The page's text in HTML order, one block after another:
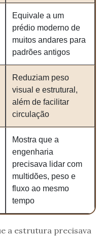
Equivale a um
prédio moderno de
muitos andares para
padrões antigos
Reduziam peso
visual e estrutural,
além de facilitar
circulação
Mostra que a
engenharia
precisava lidar com
multidões, peso e
fluxo ao mesmo
tempo
a estrutura precisava